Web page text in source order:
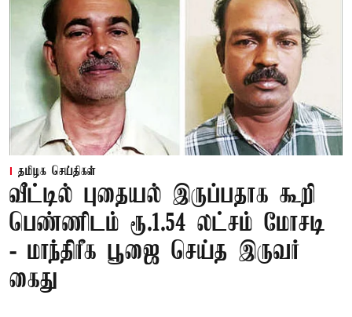
தமிழக செய்திகள்
வீட்டில் புதையல் இருப்பதாக கூறி
பெண்ணிடம் ரூ.1.54 லட்சம் மோசடி
- மாந்திரீக பூஜை செய்த இருவர்
கைது